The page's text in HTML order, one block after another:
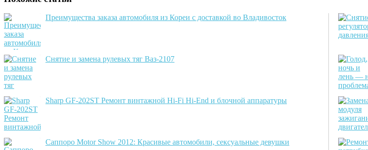
Преимущества заказа автомобиля из Кореи с доставкой во Владивосток
Снятие и замена рулевых тяг Ваз-2107
Sharp GF-202ST Ремонт винтажной Hi-Fi Hi-End и блочной аппаратуры
Саппоро Motor Show 2012: Красивые автомобили, сексуальные девушки